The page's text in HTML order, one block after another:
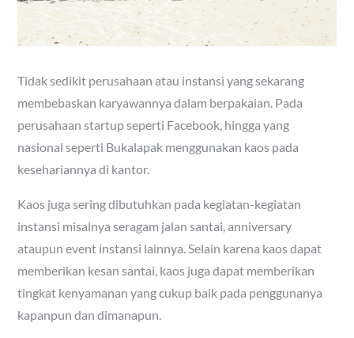
Tidak sedikit perusahaan atau instansi yang sekarang
membebaskan karyawannya dalam berpakaian. Pada
perusahaan startup seperti Facebook, hingga yang
nasional seperti Bukalapak menggunakan kaos pada
kesehariannya di kantor.
Kaos juga sering dibutuhkan pada kegiatan-kegiatan
instansi misalnya seragam jalan santai, anniversary
ataupun event instansi lainnya. Selain karena kaos dapat
memberikan kesan santai, kaos juga dapat memberikan
tingkat kenyamanan yang cukup baik pada penggunanya
kapanpun dan dimanapun.